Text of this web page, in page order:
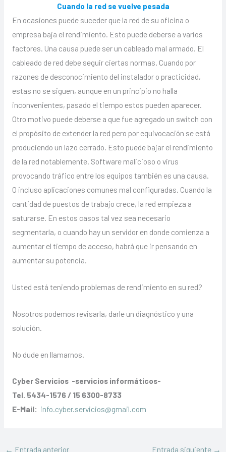
Cuando la red se vuelve pesada
En ocasiones puede suceder que la red de su oficina o
empresa baja el rendimiento. Esto puede deberse a varios
factores. Una causa puede ser un cableado mal armado. El
cableado de red debe seguir ciertas normas. Cuando por
razones de desconocimiento del instalador o practicidad,
estas no se siguen, aunque en un principio no halla
inconvenientes, pasado el tiempo estos pueden aparecer.
Otro motivo puede deberse a que fue agregado un switch con
el propósito de extender la red pero por equivocación se está
produciendo un lazo cerrado. Esto puede bajar el rendimiento
de la red notablemente. Software malicioso o virus
provocando tráfico entre los equipos también es una causa.
O incluso aplicaciones comunes mal configuradas. Cuando la
cantidad de puestos de trabajo crece, la red empieza a
saturarse. En estos casos tal vez sea necesario
segmentarla, o cuando hay un servidor en donde comienza a
aumentar el tiempo de acceso, habrá que ir pensando en
aumentar su potencia.
Usted está teniendo problemas de rendimiento en su red?
Nosotros podemos revisarla, darle un diagnóstico y una
solución.
No dude en llamarnos.
Cyber Servicios -servicios informáticos-
Tel. 5434-1576 / 15 6300-8733
E-Mail: info.cyber.servicios@gmail.com
← Entrada anterior Entrada siguiente →